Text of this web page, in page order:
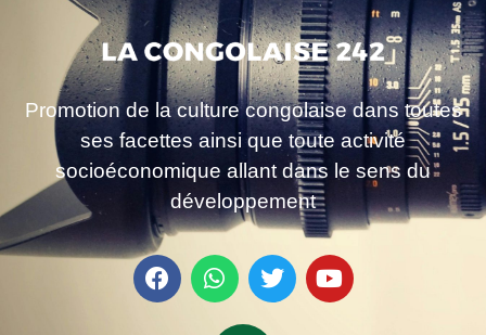
Promotion de la culture congolaise dans toutes
ses facettes ainsi que toute activité
socioéconomique allant dans le sens du
développement